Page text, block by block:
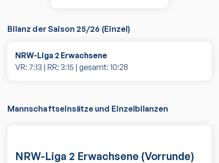
Bilanz der Saison 25/26 (Einzel)
NRW-Liga 2 Erwachsene
VR: 7:13 | RR: 3:15 | gesamt: 10:28
Mannschaftseinsätze und Einzelbilanzen
NRW-Liga 2 Erwachsene (Vorrunde)